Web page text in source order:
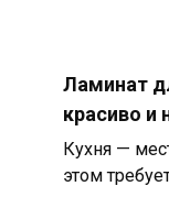
Ламинат
красиво и
Кухня —
этом